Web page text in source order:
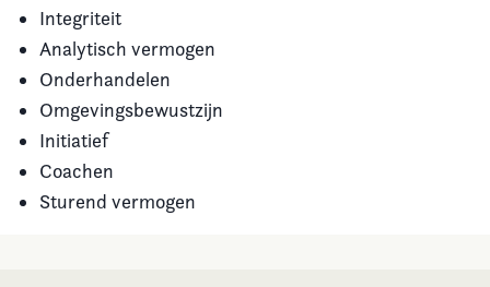
Integriteit
Analytisch vermogen
Onderhandelen
Omgevingsbewustzijn
Initiatief
Coachen
Sturend vermogen